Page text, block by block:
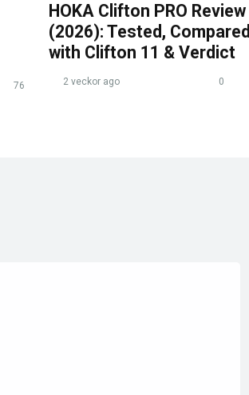
76
HOKA Clifton PRO Review
(2026): Tested, Compared
with Clifton 11 & Verdict
2 veckor ago 0